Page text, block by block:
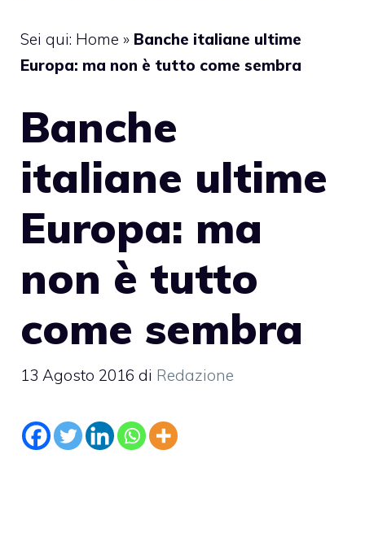
Sei qui: Home » Banche italiane ultime
Europa: ma non è tutto come sembra
Banche
italiane ultime
Europa: ma
non è tutto
come sembra
13 Agosto 2016 di Redazione